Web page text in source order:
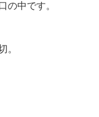
の中です。
。